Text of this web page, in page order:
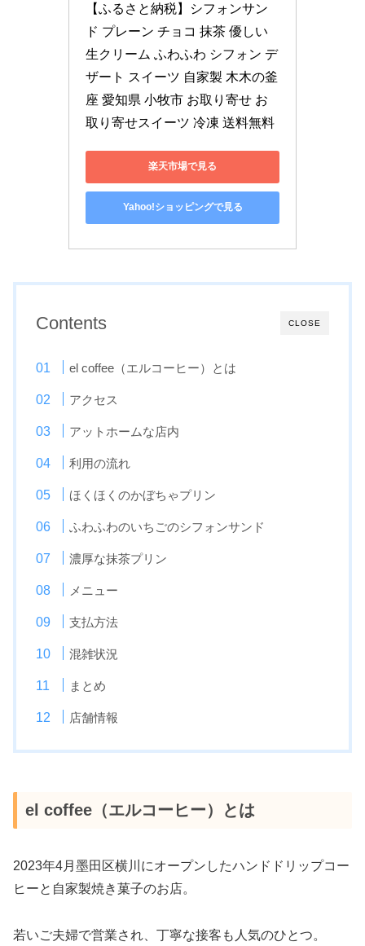
【ふるさと納税】シフォンサン
ド プレーン チョコ 抹茶 優しい
生クリーム ふわふわ シフォン デ
ザート スイーツ 自家製 木木の釜
座 愛知県 小牧市 お取り寄せ お
取り寄せスイーツ 冷凍 送料無料
楽天市場で見る
Yahoo!ショッピングで見る
CLOSE
Contents
el coffee（エルコーヒー）とは
アクセス
アットホームな店内
利用の流れ
ほくほくのかぼちゃプリン
ふわふわのいちごのシフォンサンド
濃厚な抹茶プリン
メニュー
支払方法
混雑状況
まとめ
店舗情報
el coffee（エルコーヒー）とは
2023年4月墨田区横川にオープンしたハンドドリップコー
ヒーと自家製焼き菓子のお店。
若いご夫婦で営業され、丁寧な接客も人気のひとつ。